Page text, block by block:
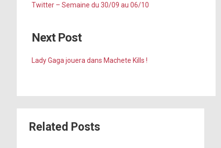
Twitter – Semaine du 30/09 au 06/10
Next Post
Lady Gaga jouera dans Machete Kills !
Related Posts